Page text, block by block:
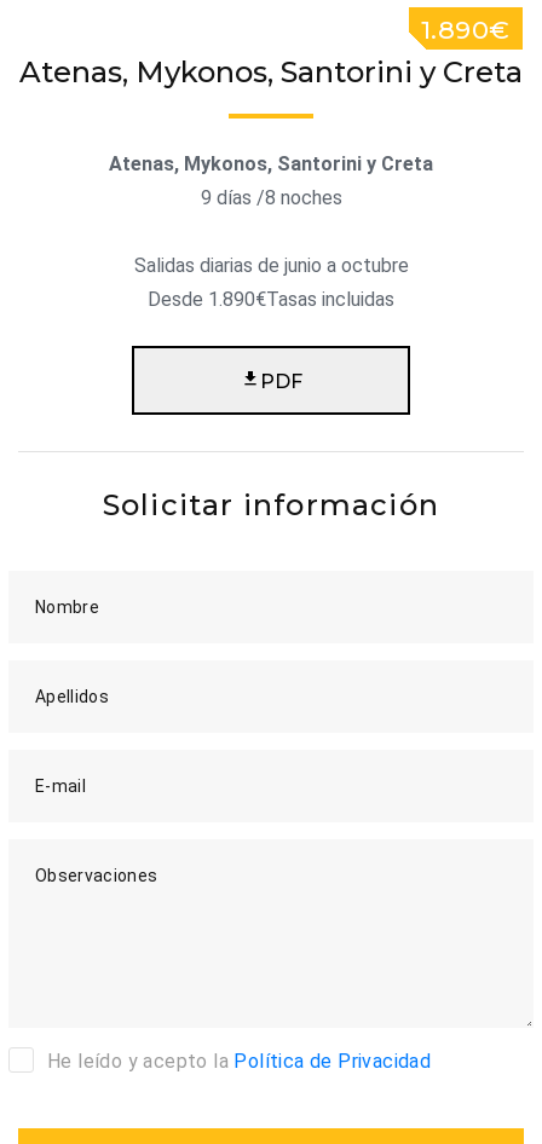
Atenas, Mykonos, Santorini y Creta
1.890€
Atenas, Mykonos, Santorini y Creta
9 días /8 noches
Salidas diarias de junio a octubre
Desde 1.890€Tasas incluidas
PDF
Solicitar información
Nombre
Apellidos
E-mail
Observaciones
He leído y acepto la Política de Privacidad